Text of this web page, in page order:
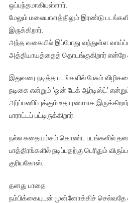
ஒப்பந்தமாகியுள்ளார்.
மேலும் மலையாளத்திலும் இரண்டு
இருக்கிறார்.
அந்த வகையில் இப்போது வந்துள்ள
அத்தியாயத்தைத் தொடங்குகிறார் என்றே
இதுவரை நடித்த படங்களில் பேசும்
நடிகை என்றும் ‘ஒன் டேக் ஆர்டிஸ்ட்’
அர்ப்பணிப்புக்கும் உதாரணமாக
பாராட்டப் பட்டிருக்கிறார்.
நல்ல கதையம்சம் கொண்ட படங்களில்
பாத்திரங்களில் நடிப்பதற்கு பெரிதும்
குரியகோஸ்.
தனது பாதை
நம்பிக்கையுடன் முன்னோக்கிச் செல்வதே